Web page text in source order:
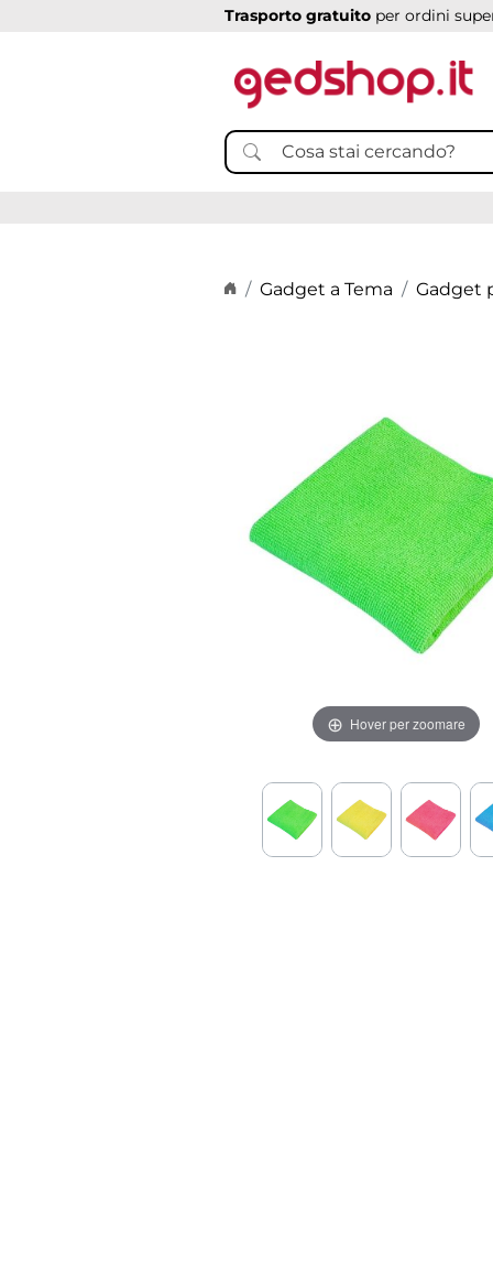
Trasporto gratuito per ordini
Home page
Gadget a Tema Gadget
Hover per zoomare